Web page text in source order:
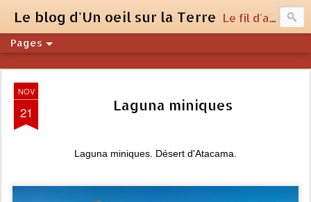
Le blog d'Un oeil sur la Terre Le fil d'actualité du site unoeilsurlaterre.com
Pages
NOV
21 Laguna miniques
Laguna miniques. Désert d'Atacama.